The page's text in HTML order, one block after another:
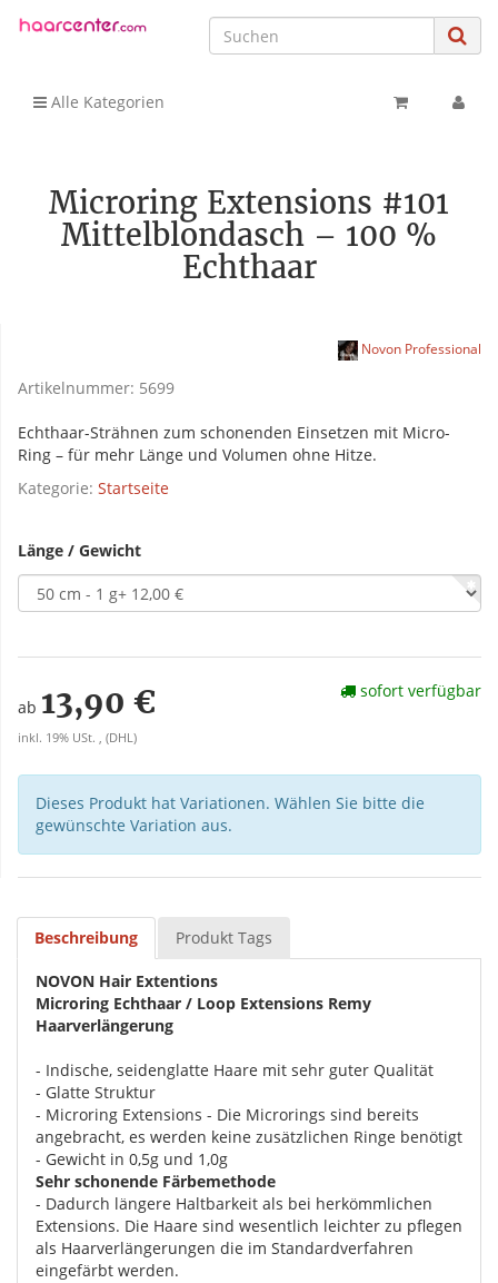
Alle Kategorien
Microring Extensions #101
Mittelblondasch – 100 %
Echthaar
Novon Professional
Artikelnummer: 5699
Echthaar-Strähnen zum schonenden Einsetzen mit Micro-
Ring – für mehr Länge und Volumen ohne Hitze.
Kategorie: Startseite
Länge / Gewicht
ab 13,90 €
inkl. 19% USt. , (DHL)
sofort verfügbar
Dieses Produkt hat Variationen. Wählen Sie bitte die
gewünschte Variation aus.
Beschreibung Produkt Tags
NOVON Hair Extentions
Microring Echthaar / Loop Extensions Remy
Haarverlängerung
- Indische, seidenglatte Haare mit sehr guter Qualität
- Glatte Struktur
- Microring Extensions - Die Microrings sind bereits
angebracht, es werden keine zusätzlichen Ringe benötigt
- Gewicht in 0,5g und 1,0g
Sehr schonende Färbemethode
- Dadurch längere Haltbarkeit als bei herkömmlichen
Extensions. Die Haare sind wesentlich leichter zu pflegen
als Haarverlängerungen die im Standardverfahren
eingefärbt werden.